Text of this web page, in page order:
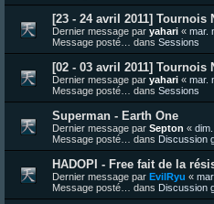
[23 - 24 avril 2011] Tournois
Dernier message par yahari « mar.
Message posté… dans Sessions
[02 - 03 avril 2011] Tournois
Dernier message par yahari « mar.
Message posté… dans Sessions
Superman - Earth One
Dernier message par Septon «
Message posté… dans Discussion
HADOPI - Free fait de la
Dernier message par EvilRyu «
Message posté… dans Discussion